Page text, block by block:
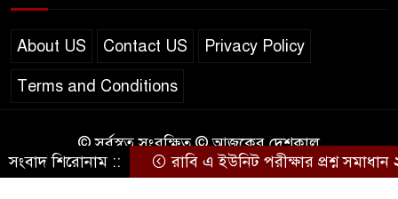
১০
About US Contact US Privacy Policy
Terms and Conditions
© সর্বস্বত্ব সংরক্ষিত © আজকের দেশকাল
Design & Developed byBD IT HOST
সংবাদ শিরোনাম :: রাবি এ ইউনিট পরীক্ষার প্রশ্ন